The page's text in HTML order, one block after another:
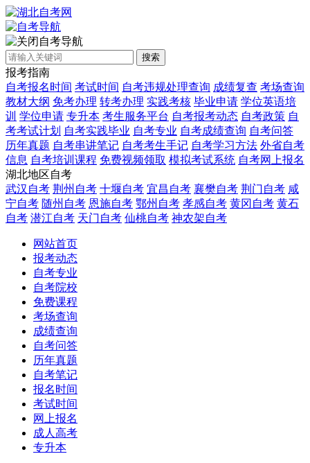
自考导航
搜索
报考指南
自考报名时间 考试时间 自考违规处理查询 成绩复查 考场查询
教材大纲 免考办理 转考办理 实践考核 毕业申请 学位英语培
训 学位申请 专升本 考生服务平台 自考报考动态 自考政策 自
考考试计划 自考实践毕业 自考专业 自考成绩查询 自考问答
历年真题 自考串讲笔记 自考考生手记 自考学习方法 外省自考
信息 自考培训课程 免费视频领取 模拟考试系统 自考网上报名
湖北地区自考
武汉自考 荆州自考 十堰自考 宜昌自考 襄樊自考 荆门自考 咸
宁自考 随州自考 恩施自考 鄂州自考 孝感自考 黄冈自考 黄石
自考 潜江自考 天门自考 仙桃自考 神农架自考
网站首页
报考动态
自考专业
自考院校
免费课程
考场查询
成绩查询
自考问答
历年真题
自考笔记
报名时间
考试时间
网上报名
成人高考
专升本